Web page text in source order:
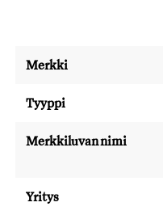
Merkki
Tyyppi
Merkkiluvan nimi
Yritys